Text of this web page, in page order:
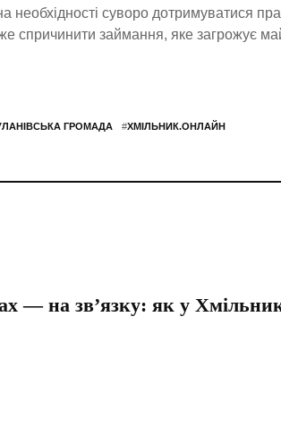
необхідності суворо дотримуватися
спричинити займання, яке загрожує
ГРОМАДА #ХМІЛЬНИК.ОНЛАЙН
— на зв’язку: як у